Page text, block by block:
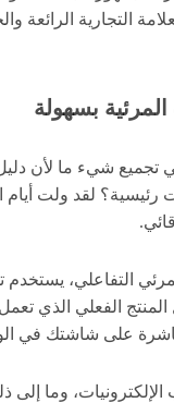
التجارية الرائعة
شيء ما لأن دليل
رئيسية؟ لقد ولت أيام
التفاعلي، يستخدم
الفعلي الذي
على شاشتك في
الإلكترونيات، وما